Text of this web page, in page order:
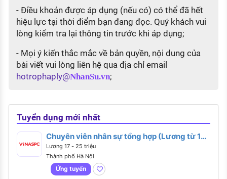
- Điều khoản được áp dụng (nếu có) có thể đã hết
hiệu lực tại thời điểm bạn đang đọc. Quý khách vui
lòng kiểm tra lại thông tin trước khi áp dụng;
- Mọi ý kiến thắc mắc về bản quyền, nội dung của
bài viết vui lòng liên hệ qua địa chỉ email
hotrophaply@NhanSu.vn;
Tuyển dụng mới nhất
Chuyên viên nhân sự tổng hợp (Lương từ 17 -
25 triệu)
Lương 17 - 25 triệu
Thành phố Hà Nội
Ứng tuyển